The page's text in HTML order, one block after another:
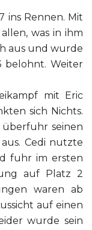
ins Rennen. Mit
was in ihm
aus und wurde
belohnt. Weiter
mit Eric
sich Nichts.
überfuhr seinen
Cedi nutzte
fuhr im ersten
auf Platz 2
waren ab
auf einen
wurde sein